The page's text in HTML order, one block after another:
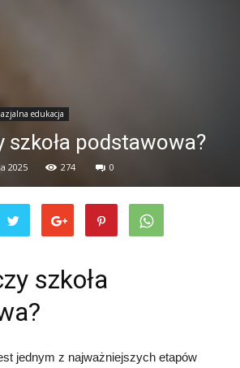
edukacja
szkoła podstawowa?
2025 274 0
szkoła
jednym z najważniejszych etapów